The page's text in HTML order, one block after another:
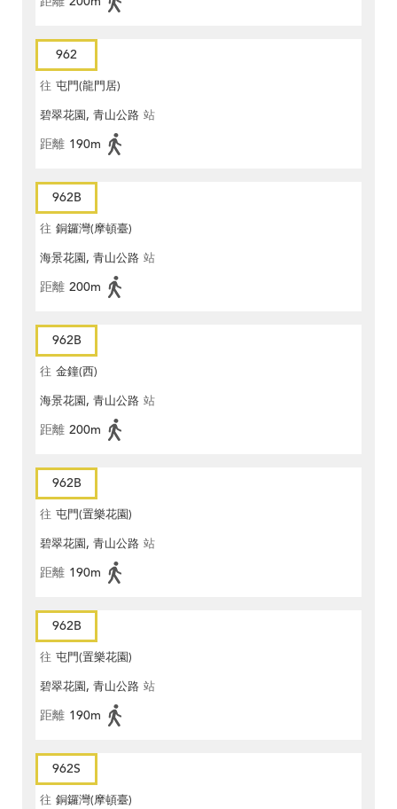
962
往 屯門(龍門居)
碧翠花園, 青山公路 站
距離 190m
962B
往 銅鑼灣(摩頓臺)
海景花園, 青山公路 站
距離 200m
962B
往 金鐘(西)
海景花園, 青山公路 站
距離 200m
962B
往 屯門(置樂花園)
碧翠花園, 青山公路 站
距離 190m
962B
往 屯門(置樂花園)
碧翠花園, 青山公路 站
距離 190m
962S
往 銅鑼灣(摩頓臺)